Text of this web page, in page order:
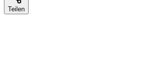
Teilen